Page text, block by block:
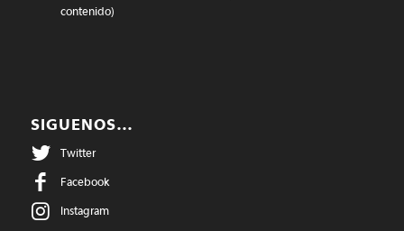
contenido)
SIGUENOS…
Twitter
Facebook
Instagram